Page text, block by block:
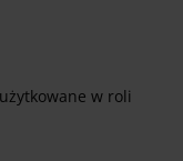
w roli